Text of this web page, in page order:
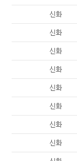
신화
신화
신화
신화
신화
신화
신화
신화